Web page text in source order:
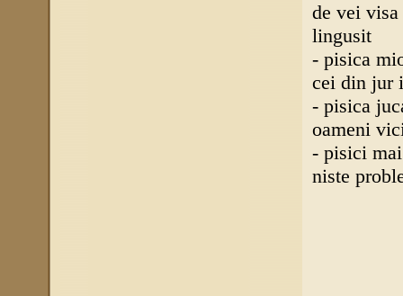
de vei
lingusit
- pisica
cei din jur
- pisica
oameni
- pisici
niste